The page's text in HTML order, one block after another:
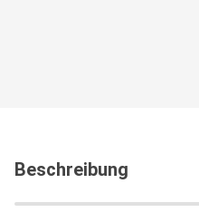
Beschreibung